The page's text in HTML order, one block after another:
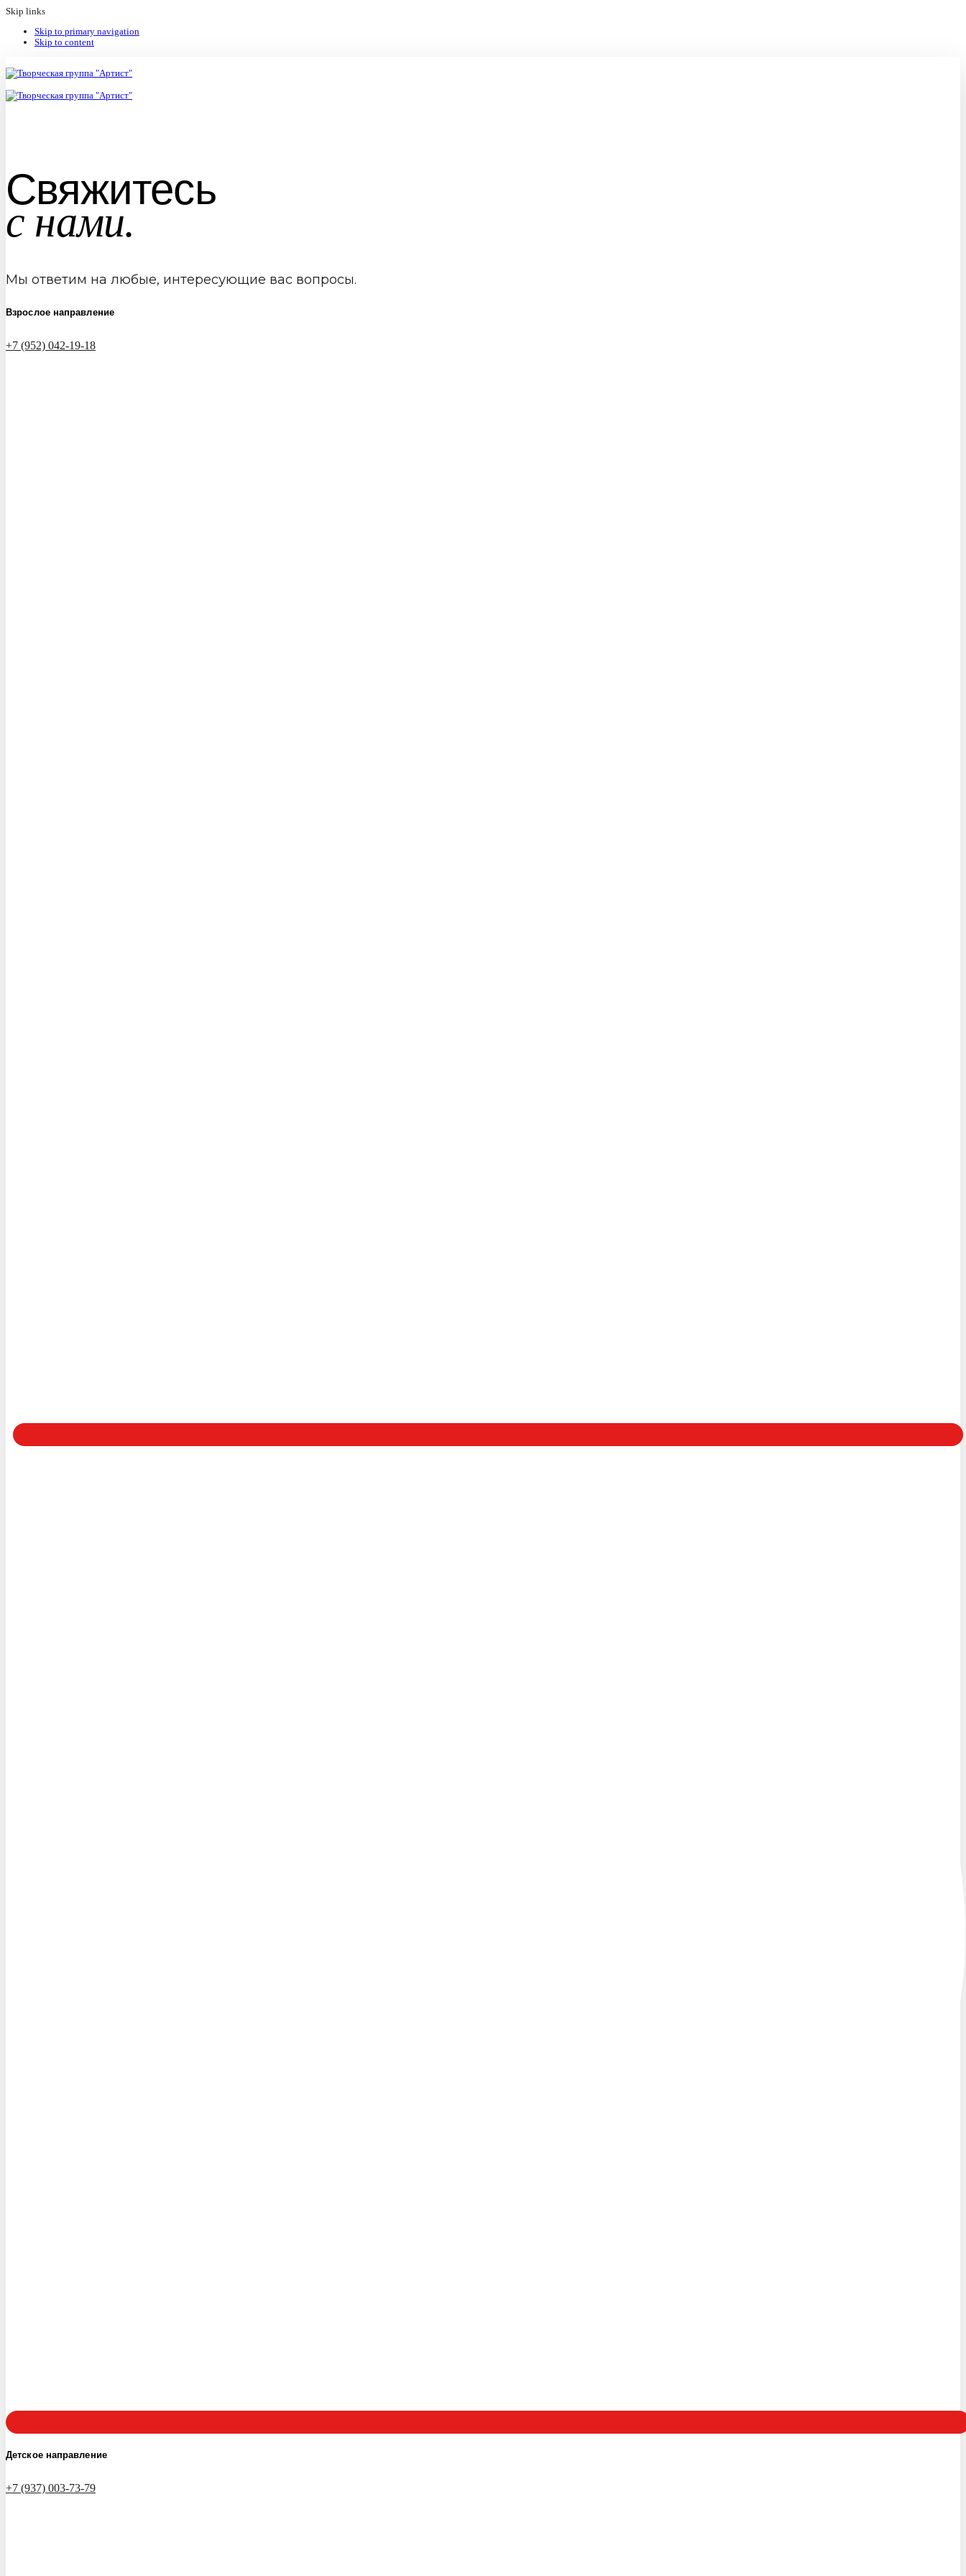
Skip links
Skip to primary navigation
Skip to content
Свяжитесь
с нами.
Мы ответим на любые, интересующие вас вопросы.
Взрослое направление
+7 (952) 042-19-18
Детское направление
+7 (937) 003-73-79